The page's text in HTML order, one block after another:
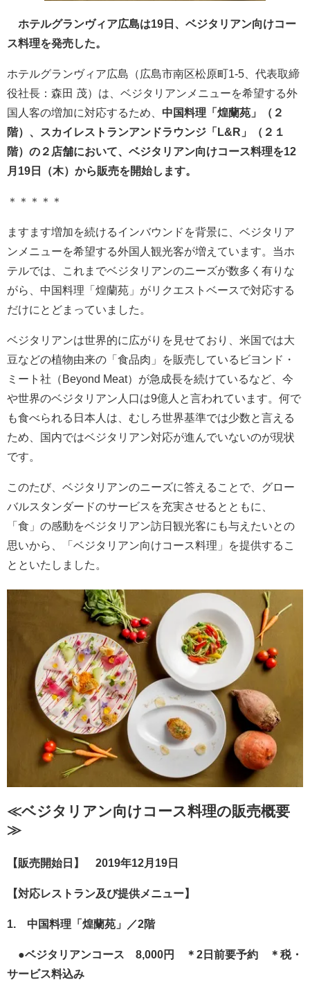
ホテルグランヴィア広島は19日、ベジタリアン向けコー
ス料理を発売した。
ホテルグランヴィア広島（広島市南区松原町1-5、代表取締
役社長：森田 茂）は、ベジタリアンメニューを希望する外
国人客の増加に対応するため、 中国料理「煌蘭苑」（２
階）、スカイレストランアンドラウンジ「L&R」（２１
階）の２店舗において、ベジタリアン向けコース料理を12
月19日（木）から販売を開始します。
＊＊＊＊＊
ますます増加を続けるインバウンドを背景に、ベジタリア
ンメニューを希望する外国人観光客が増えています。当ホ
テルでは、これまでベジタリアンのニーズが数多く有りな
がら、中国料理「煌蘭苑」がリクエストベースで対応する
だけにとどまっていました。
ベジタリアンは世界的に広がりを見せており、米国では大
豆などの植物由来の「食品肉」を販売しているビヨンド・
ミート社（Beyond Meat）が急成長を続けているなど、今
や世界のベジタリアン人口は9億人と言われています。何で
も食べられる日本人は、むしろ世界基準では少数と言える
ため、国内ではベジタリアン対応が進んでいないのが現状
です。
このたび、ベジタリアンのニーズに答えることで、グロー
バルスタンダードのサービスを充実させるとともに、
「食」の感動をベジタリアン訪日観光客にも与えたいとの
思いから、「ベジタリアン向けコース料理」を提供するこ
とといたしました。
≪ベジタリアン向けコース料理の販売概要
≫
【販売開始日】 2019年12月19日
【対応レストラン及び提供メニュー】
1. 中国料理「煌蘭苑」／2階
●ベジタリアンコース 8,000円 ＊2日前要予約 ＊税・
サービス料込み